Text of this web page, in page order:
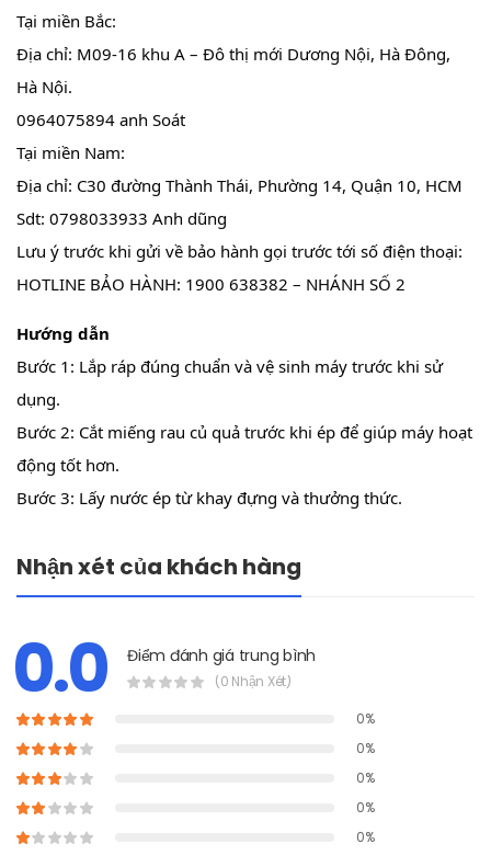
Tại miền Bắc:
Địa chỉ: M09-16 khu A – Đô thị mới Dương Nội, Hà Đông,
Hà Nội.
0964075894 anh Soát
Tại miền Nam:
Địa chỉ: C30 đường Thành Thái, Phường 14, Quận 10, HCM
Sdt: 0798033933 Anh dũng
Lưu ý trước khi gửi về bảo hành gọi trước tới số điện thoại:
HOTLINE BẢO HÀNH: 1900 638382 – NHÁNH SỐ 2
Hướng dẫn
Bước 1: Lắp ráp đúng chuẩn và vệ sinh máy trước khi sử
dụng.
Bước 2: Cắt miếng rau củ quả trước khi ép để giúp máy hoạt
động tốt hơn.
Bước 3: Lấy nước ép từ khay đựng và thưởng thức.
Nhận xét của khách hàng
0.0 Điểm đánh giá trung bình
(0 Nhận Xét)
0%
0%
0%
0%
0%